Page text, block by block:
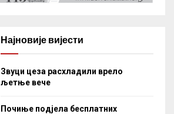
Најновије вијести
Звуци цеза расхладили врело
љетње вече
Почиње подјела бесплатних